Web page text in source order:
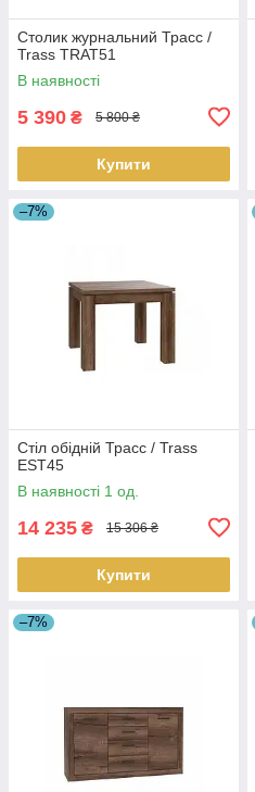
Столик журнальний Трасс /
Trass TRAT51
В наявності
5 390 ₴ 5 800 ₴
Купити
–7%
Стіл обідній Трасс / Trass
EST45
В наявності 1 од.
14 235 ₴ 15 306 ₴
Купити
–7%